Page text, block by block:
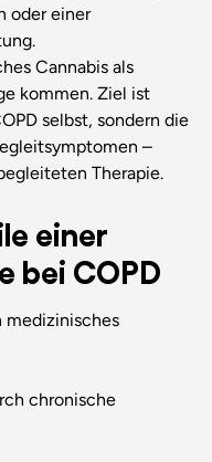
oder einer
Cannabis als
kommen. Ziel ist
selbst, sondern die
–
Therapie.
einer
bei COPD
medizinisches
chronische